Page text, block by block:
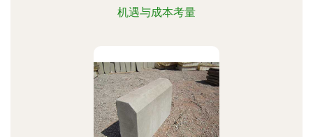
机遇与成本考量